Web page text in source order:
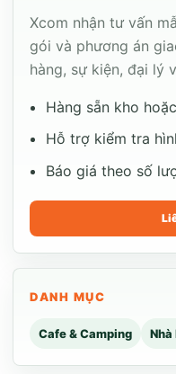
Xcom nhận tư vấn
gói và phương án
hàng, sự kiện, đại lý
Hàng sẵn kho
Hỗ trợ kiểm tra
Báo giá theo số
DANH MỤC
Cafe & Camping Nhà